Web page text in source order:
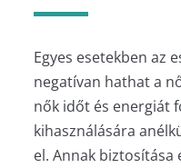
Egyes esetekben az
negatívan hathat a
nők időt és energiát
kihasználására
el. Annak biztosítása